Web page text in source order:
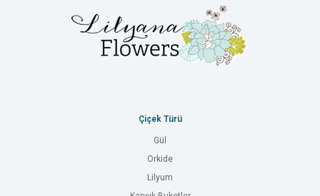
Çiçek Türü
Gül
Orkide
Lilyum